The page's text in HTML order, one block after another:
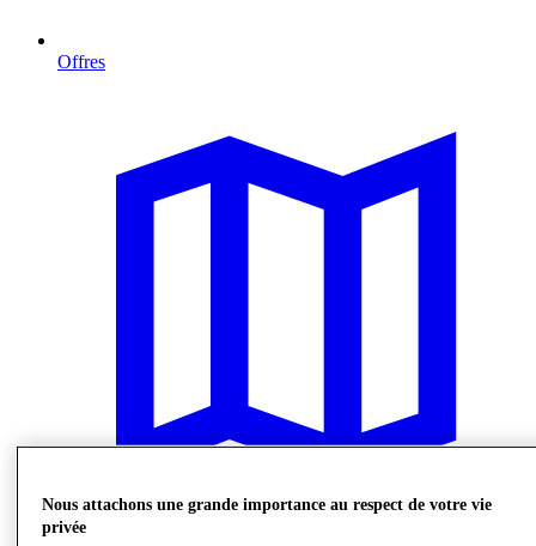
Offres
Nous attachons une grande importance au respect de votre vie
privée